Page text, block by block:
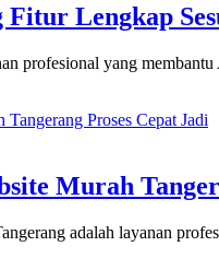
Fitur Lengkap
profesional yang
Murah
adalah layanan